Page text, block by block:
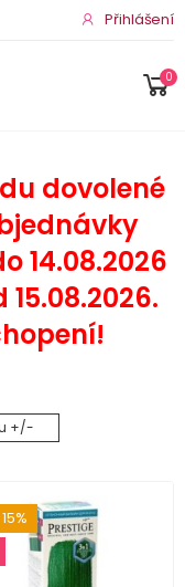
Přihlášení
0
dovolené
14.08.2026
+/-